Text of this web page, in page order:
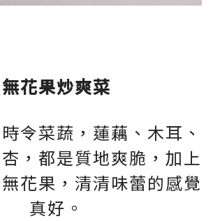
無花果炒爽菜
令菜蔬，蓮藕、木耳、
，都是質地爽脆，加上
花果，清清味蕾的感覺
真好。